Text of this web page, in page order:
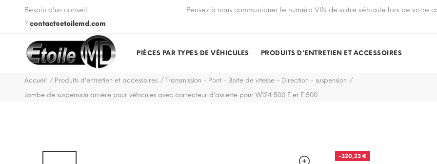
Besoin d'un conseil
? contact@etoilemd.com
VIN de votre véhicule lors de votre commande. Pensez à nous communiquer le numéro VIN de votre véhicule lors de votre
PIÈCES PAR TYPES DE VÉHICULES PRODUITS D'ENTRETIEN ET ACCESSOIRES
Accueil Produits d'entretien et accessoires
Transmission - Pont - Boite de vitesse - Direction - suspension
Jambe de suspension arrière pour véhicules avec correcteur d'assiette pour W124 500 E et E 500
-320,23 €